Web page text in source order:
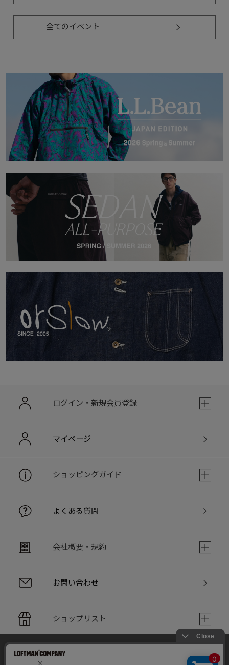
全てのイベント
ログイン・新規会員登録
マイページ
ショッピングガイド
よくある質問
会社概要・規約
お問い合わせ
ショップリスト
PC版サイト
当サイトでは利用体験の向上およびコンテンツの最適な提供、ト
ラフィックの分析を目的としてCookieを使用しています。